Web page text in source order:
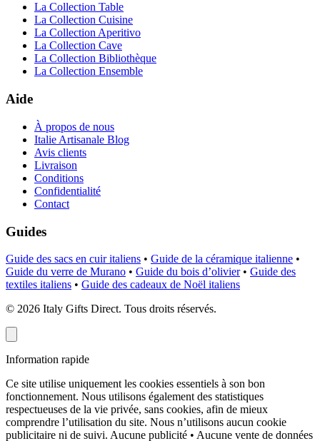
La Collection Table
La Collection Cuisine
La Collection Aperitivo
La Collection Cave
La Collection Bibliothèque
La Collection Ensemble
Aide
À propos de nous
Italie Artisanale Blog
Avis clients
Livraison
Conditions
Confidentialité
Contact
Guides
Guide des sacs en cuir italiens • Guide de la céramique italienne •
Guide du verre de Murano • Guide du bois d’olivier • Guide des
textiles italiens • Guide des cadeaux de Noël italiens
© 2026 Italy Gifts Direct. Tous droits réservés.
Information rapide
Ce site utilise uniquement les cookies essentiels à son bon
fonctionnement. Nous utilisons également des statistiques
respectueuses de la vie privée, sans cookies, afin de mieux
comprendre l’utilisation du site. Nous n’utilisons aucun cookie
publicitaire ni de suivi. Aucune publicité • Aucune vente de données